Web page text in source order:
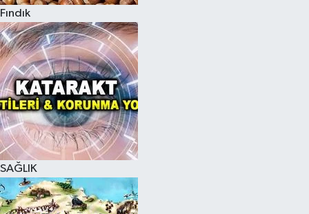
Fındık
SAĞLIK